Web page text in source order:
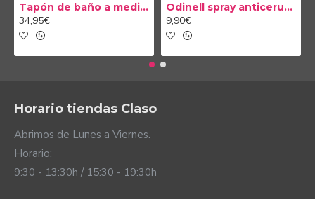
Tapón de baño a medida
34,95€
Odinell spray anticerumen 50ml
9,90€
Horario tiendas Claso
Abrimos de Lunes a Viernes.
Horario:
9:30 - 13:30h / 15:30 - 19:30h